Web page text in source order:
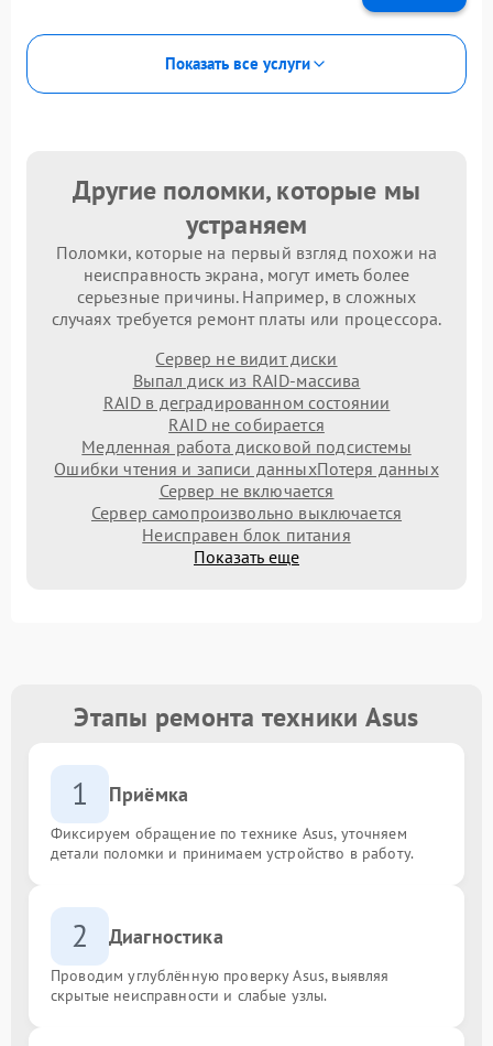
Показать все услуги
Другие поломки, которые мы
устраняем
Поломки, которые на первый взгляд похожи на
неисправность экрана, могут иметь более
серьезные причины. Например, в сложных
случаях требуется ремонт платы или процессора.
Сервер не видит диски
Выпал диск из RAID-массива
RAID в деградированном состоянии
RAID не собирается
Медленная работа дисковой подсистемы
Ошибки чтения и записи данныхПотеря данных
Сервер не включается
Сервер самопроизвольно выключается
Неисправен блок питания
Показать еще
Этапы ремонта техники Asus
1 Приёмка
Фиксируем обращение по технике Asus, уточняем
детали поломки и принимаем устройство в работу.
2 Диагностика
Проводим углублённую проверку Asus, выявляя
скрытые неисправности и слабые узлы.